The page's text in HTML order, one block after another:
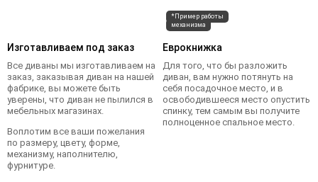
Изготавливаем под заказ
Все диваны мы изготавливаем на
заказ, заказывая диван на нашей
фабрике, вы можете быть
уверены, что диван не пылился в
мебельных магазинах.
Воплотим все ваши пожелания
по размеру, цвету, форме,
механизму, наполнителю,
фурнитуре.
*Пример работы
механизма
Еврокнижка
Для того, что бы разложить
диван, вам нужно потянуть на
себя посадочное место, и в
освободившееся место опустить
спинку, тем самым вы получите
полноценное спальное место.